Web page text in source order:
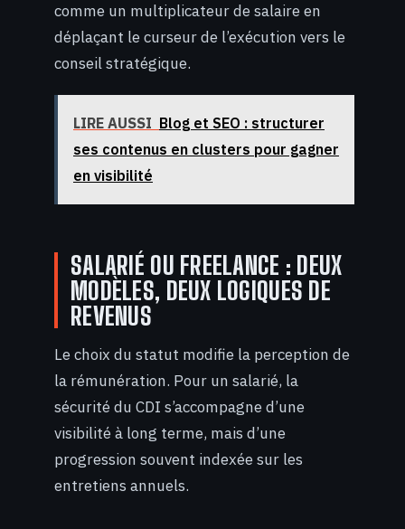
comme un multiplicateur de salaire en
déplaçant le curseur de l’exécution vers le
conseil stratégique.
LIRE AUSSI Blog et SEO : structurer
ses contenus en clusters pour gagner
en visibilité
SALARIÉ OU FREELANCE : DEUX
MODÈLES, DEUX LOGIQUES DE
REVENUS
Le choix du statut modifie la perception de
la rémunération. Pour un salarié, la
sécurité du CDI s’accompagne d’une
visibilité à long terme, mais d’une
progression souvent indexée sur les
entretiens annuels.